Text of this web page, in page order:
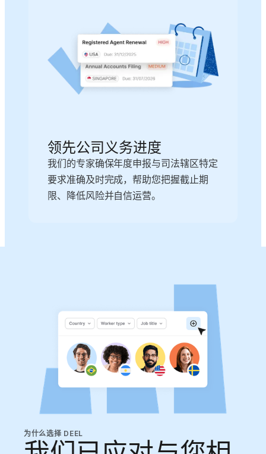
领先公司义务进度
我们的专家确保年度申报与司法辖区特定
要求准确及时完成，帮助您把握截止期
限、降低风险并自信运营。
为什么选择 DEEL